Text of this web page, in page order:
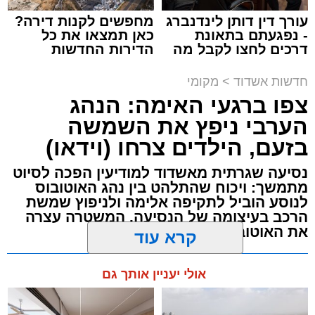
תאונת עבודה באשדוד
עובדת בת 56 נפצעה היום (שישי) באורח בינוני
לאחר שנפלה מסולם במהלך עבודתה במחסן
באזור דרך הרכבת, מתחם ביג פאשן באשדוד.
כוחות ההצלה הוזעקו למקום בעקבות דיווח על
נפילה מגובה במהלך העבודה. עם הגעתם מצאו
את האישה בהכרה מלאה, כשהיא סובלת מחבלות
במספר אזורים בגופה לאחר שנפלה מגובה של
כ-2 עד 3 מטרים.
רפאל אוקנין, כונן הצלה דרום, סיפר: “כשהגעתי
למקום הבחנתי בעובדת כשהיא בהכרה מלאה
וסובלת מחבלות מרובות בגופה לאחר שנפלה
עורך דין דותן לינדנברג
- נפגעתם בתאונת
דרכים לחצו לקבל מה
מחפשים לקנות דירה?
כאן תמצאו את כל
הדירות החדשות
חדשות אשדוד > מקומי
צפו ברגעי האימה: הנהג
הערבי ניפץ את השמשה
בזעם, הילדים צרחו (וידאו)
נסיעה שגרתית מאשדוד למודיעין הפכה לסיוט
מתמשך: ויכוח שהתלהט בין נהג האוטובוס
לנוסע הוביל לתקיפה אלימה ולניפוץ שמשת
הרכב בעיצומה של הנסיעה. המשטרה עצרה
את האוטובוס בהמשך הדרך
קרא עוד
אולי יעניין אותך גם